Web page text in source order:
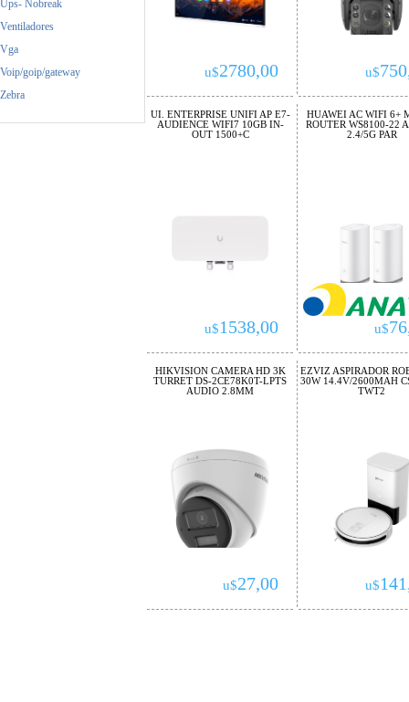
Ups- Nobreak
Ventiladores
Vga
Voip/goip/gateway
Zebra
u$2780,00 u$
UI. ENTERPRISE UNIFI AP E7-
AUDIENCE WIFI7 10GB IN-
OUT 1500+C
u$1538,00
HUAWEI AC WIFI 6+
ROUTER WS8100-22
2.4/5G PAR
u$
HIKVISION CAMERA HD 3K
TURRET DS-2CE78K0T-LPTS
AUDIO 2.8MM
u$27,00
EZVIZ ASPIRADOR
30W 14.4V/2600MAH
TWT2
u$